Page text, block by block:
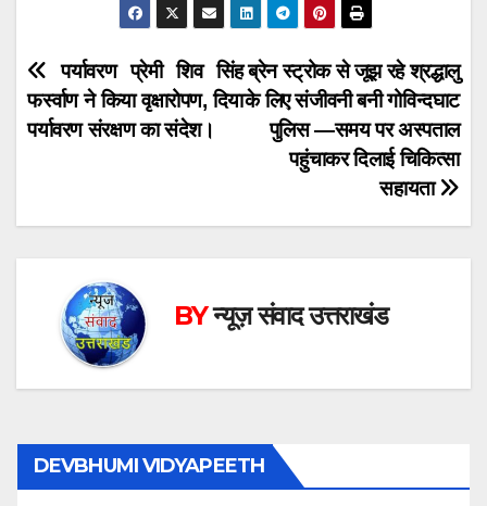
Post
navigation
ब्रेन स्ट्रोक से जूझ रहे श्रद्धालु
के लिए संजीवनी बनी गोविन्दघाट
पुलिस —समय पर अस्पताल
पहुंचाकर दिलाई चिकित्सा
सहायता
पर्यावरण प्रेमी शिव सिंह
फर्स्वाण ने किया वृक्षारोपण, दिया
पर्यावरण संरक्षण का संदेश।
BYन्यूज़ संवाद उत्तराखंड
DEVBHUMI VIDYAPEETH